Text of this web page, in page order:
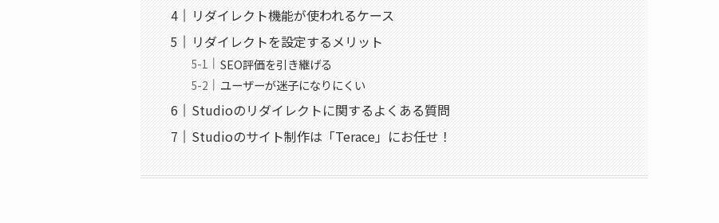
リダイレクト機能が使われるケース
リダイレクトを設定するメリット
SEO評価を引き継げる
ユーザーが迷子になりにくい
Studioのリダイレクトに関するよくある質問
Studioのサイト制作は「Terace」にお任せ！